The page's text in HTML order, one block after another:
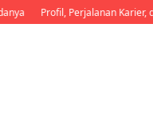
Perjalanan Karier, dan